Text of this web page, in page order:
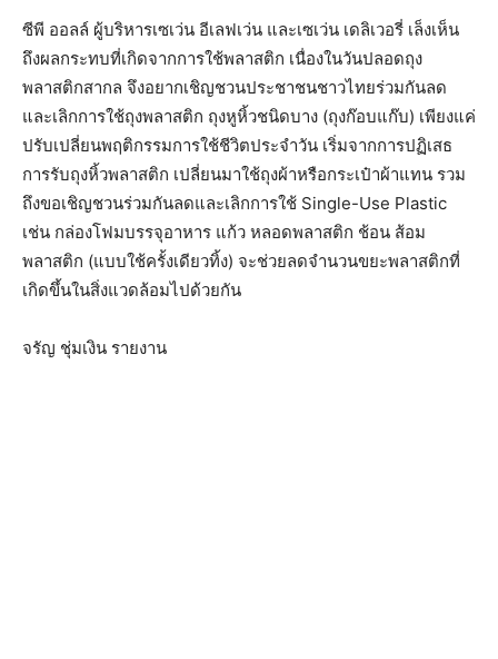
ซีพี ออลล์ ผู้บริหารเซเว่น อีเลฟเว่น และเซเว่น เดลิเวอรี่ เล็งเห็น
ถึงผลกระทบที่เกิดจากการใช้พลาสติก เนื่องในวันปลอดถุง
พลาสติกสากล จึงอยากเชิญชวนประชาชนชาวไทยร่วมกันลด
และเลิกการใช้ถุงพลาสติก ถุงหูหิ้วชนิดบาง (ถุงก๊อบแก๊บ) เพียงแค่
ปรับเปลี่ยนพฤติกรรมการใช้ชีวิตประจำวัน เริ่มจากการปฏิเสธ
การรับถุงหิ้วพลาสติก เปลี่ยนมาใช้ถุงผ้าหรือกระเป๋าผ้าแทน รวม
ถึงขอเชิญชวนร่วมกันลดและเลิกการใช้ Single-Use Plastic
เช่น กล่องโฟมบรรจุอาหาร แก้ว หลอดพลาสติก ช้อน ส้อม
พลาสติก (แบบใช้ครั้งเดียวทิ้ง) จะช่วยลดจำนวนขยะพลาสติกที่
เกิดขึ้นในสิ่งแวดล้อมไปด้วยกัน
จรัญ ชุ่มเงิน รายงาน